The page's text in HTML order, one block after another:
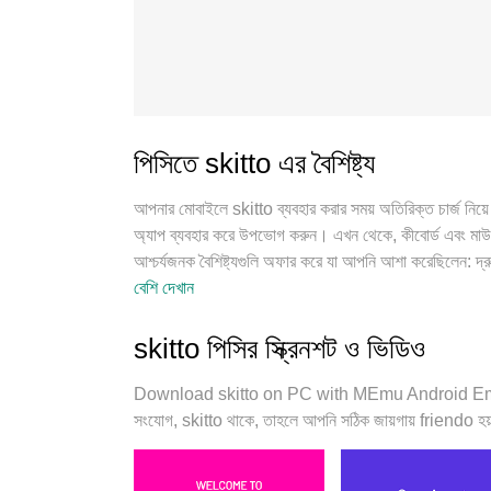
পিসিতে skitto এর বৈশিষ্ট্য
আপনার মোবাইলে skitto ব্যবহার করার সময় অতিরিক্ত চার্জ
অ্যাপ ব্যবহার করে উপভোগ করুন। এখন থেকে, কীবোর্ড এবং
আশ্চর্যজনক বৈশিষ্ট্যগুলি অফার করে যা আপনি আশা করেছিলেন:
মোবাইল ডেটা এবং বিরক্তিকর কল৷ একদম নতুন MEmu 9 হল
সম্ভাবনা প্রকাশ করতে পারে, সবকিছুকে মসৃণ এবং উপভোগ্য করে
বেশি দেখান
skitto পিসির স্ক্রিনশট ও ভিডিও
Download skitto on PC with MEmu Android
সংযোগ, skitto থাকে, তাহলে আপনি সঠিক জায়গায় friendo